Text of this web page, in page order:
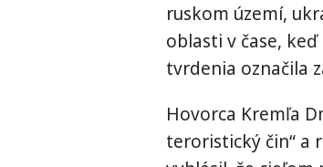
ruskom území,
oblasti v čase,
tvrdenia označila
Hovorca Kremľa
teroristický čin“ a